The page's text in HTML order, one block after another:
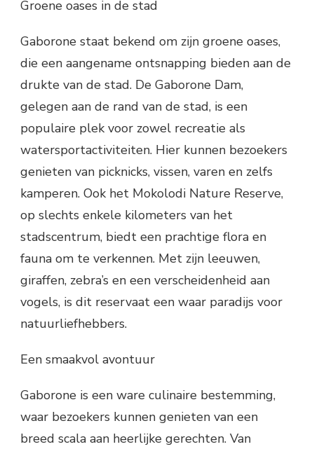
Groene oases in de stad
Gaborone staat bekend om zijn groene oases,
die een aangename ontsnapping bieden aan de
drukte van de stad. De Gaborone Dam,
gelegen aan de rand van de stad, is een
populaire plek voor zowel recreatie als
watersportactiviteiten. Hier kunnen bezoekers
genieten van picknicks, vissen, varen en zelfs
kamperen. Ook het Mokolodi Nature Reserve,
op slechts enkele kilometers van het
stadscentrum, biedt een prachtige flora en
fauna om te verkennen. Met zijn leeuwen,
giraffen, zebra’s en een verscheidenheid aan
vogels, is dit reservaat een waar paradijs voor
natuurliefhebbers.
Een smaakvol avontuur
Gaborone is een ware culinaire bestemming,
waar bezoekers kunnen genieten van een
breed scala aan heerlijke gerechten. Van